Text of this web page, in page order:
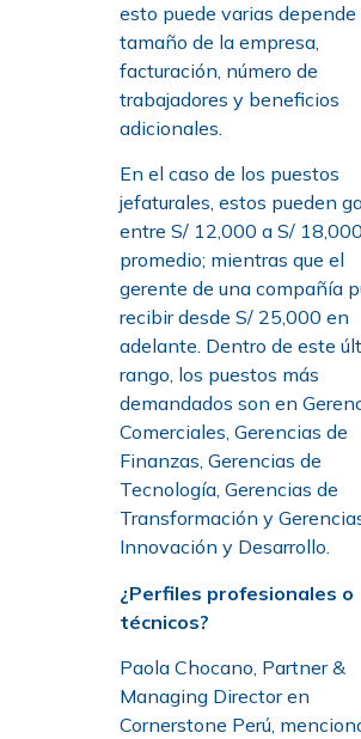
esto puede varias depende
tamaño de la empresa,
facturación, número de
trabajadores y beneficios
adicionales.
En el caso de los puestos
jefaturales, estos pueden
entre S/ 12,000 a S/
promedio; mientras que el
gerente de una compañía
recibir desde S/ 25,000 en
adelante. Dentro de este
rango, los puestos más
demandados son en
Comerciales, Gerencias de
Finanzas, Gerencias de
Tecnología, Gerencias de
Transformación y
Innovación y Desarrollo.
¿Perfiles profesionales o
técnicos?
Paola Chocano, Partner &
Managing Director en
Cornerstone Perú,